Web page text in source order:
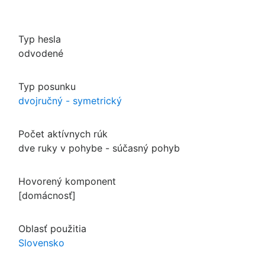
Typ hesla
odvodené
Typ posunku
dvojručný - symetrický
Počet aktívnych rúk
dve ruky v pohybe - súčasný pohyb
Hovorený komponent
[domácnosť]
Oblasť použitia
Slovensko